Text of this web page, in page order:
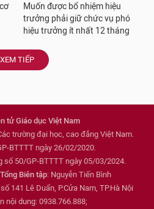
Muốn được bổ nhiệm hiệu
trưởng phải giữ chức vụ phó
hiệu trưởng ít nhất 12 tháng
XEM TIẾP
tử Giáo dục Việt Nam
trường đại học, cao đẳng Việt Nam.
BTTTT ngày 26/02/2020.
số 50/GP-BTTTT ngày 05/03/2024.
Biên tập: Nguyễn Tiến Bình
141 Lê Duẩn, P.Cửa Nam, TP.Hà Nội
nội dung: 0938.766.888;